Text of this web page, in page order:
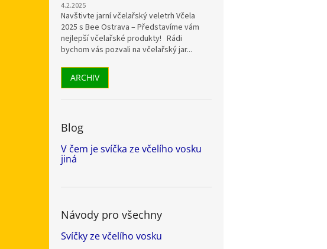
4.2.2025
Navštivte jarní včelařský veletrh Včela
2025 s Bee Ostrava – Představíme vám
nejlepší včelařské produkty! Rádi
bychom vás pozvali na včelařský jar...
ARCHIV
Blog
V čem je svíčka ze včelího vosku
jiná
Návody pro všechny
Svíčky ze včelího vosku